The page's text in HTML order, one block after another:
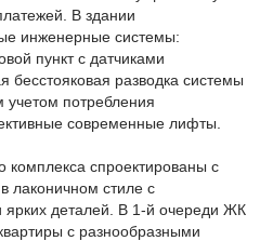
В здании
инженерные системы:
пункт с датчиками
бесстояковая разводка системы
учетом потребления
современные лифты.
комплекса спроектированы с
лаконичном стиле с
ярких деталей. В 1-й очереди ЖК
с разнообразными